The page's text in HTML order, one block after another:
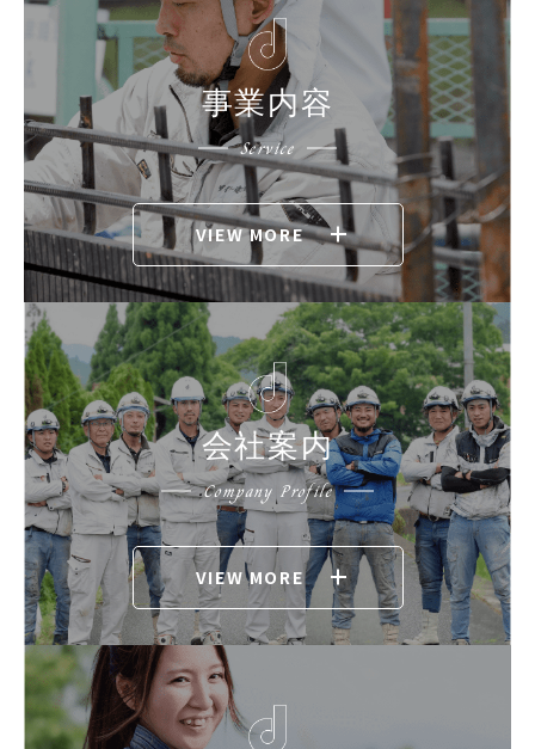
事業内容
Service
VIEW MORE
会社案内
Company Profile
VIEW MORE